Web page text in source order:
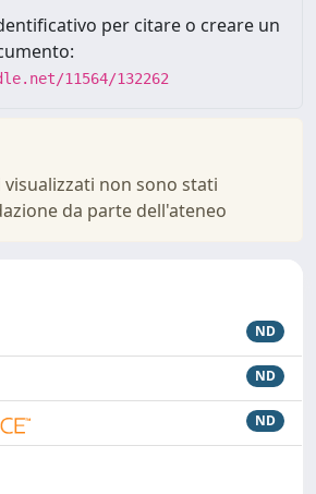
per citare o creare un
11564/132262
non sono stati
da parte dell'ateneo
ND
ND
ND